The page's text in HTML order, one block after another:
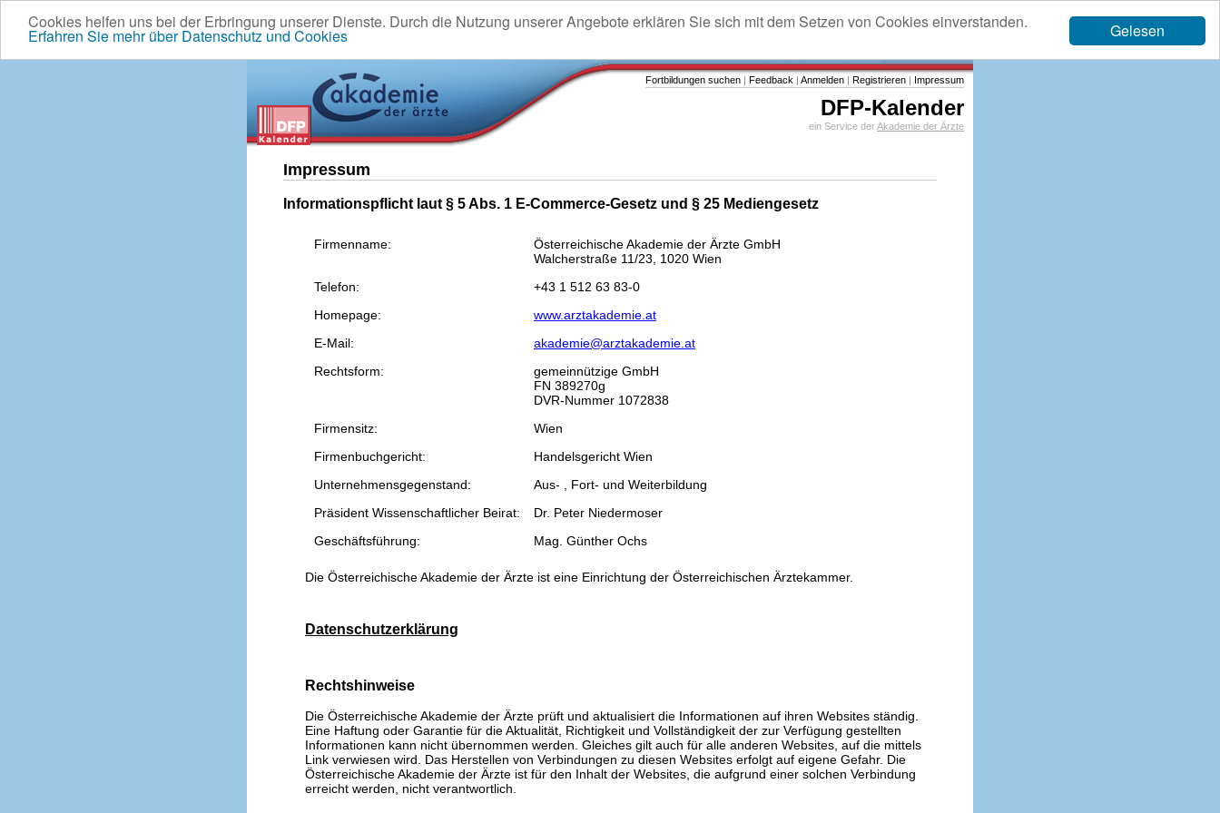
Gelesen
Cookies helfen uns bei der Erbringung unserer Dienste. Durch die Nutzung unserer Angebote erklären Sie sich mit dem Setzen von Cookies einverstanden.
Erfahren Sie mehr über Datenschutz und Cookies
Fortbildungen suchen | Feedback | Anmelden | Registrieren | Impressum
DFP-Kalender
ein Service derAkademie der Ärzte
Impressum
Informationspflicht laut § 5 Abs. 1 E-Commerce-Gesetz und § 25 Mediengesetz
Firmenname:
Österreichische Akademie der Ärzte GmbH
Walcherstraße 11/23, 1020 Wien
Telefon:
+43 1 512 63 83-0
Homepage:
www.arztakademie.at
E-Mail:
akademie@arztakademie.at
Rechtsform:
gemeinnützige GmbH
FN 389270g
DVR-Nummer 1072838
Firmensitz:
Wien
Firmenbuchgericht:
Handelsgericht Wien
Unternehmensgegenstand:
Aus- , Fort- und Weiterbildung
Präsident Wissenschaftlicher Beirat:
Dr. Peter Niedermoser
Geschäftsführung:
Mag. Günther Ochs
Die Österreichische Akademie der Ärzte ist eine Einrichtung der Österreichischen Ärztekammer.
Datenschutzerklärung
Rechtshinweise
Die Österreichische Akademie der Ärzte prüft und aktualisiert die Informationen auf ihren Websites ständig.
Eine Haftung oder Garantie für die Aktualität, Richtigkeit und Vollständigkeit der zur Verfügung gestellten
Informationen kann nicht übernommen werden. Gleiches gilt auch für alle anderen Websites, auf die mittels
Link verwiesen wird. Das Herstellen von Verbindungen zu diesen Websites erfolgt auf eigene Gefahr. Die
Österreichische Akademie der Ärzte ist für den Inhalt der Websites, die aufgrund einer solchen Verbindung
erreicht werden, nicht verantwortlich.